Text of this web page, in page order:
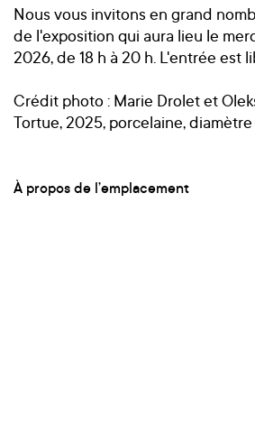
Nous vous invitons en grand
de l'exposition qui aura lieu le
2026, de 18 h à 20 h. L'entrée est
Crédit photo : Marie Drolet et
Tortue, 2025, porcelaine,
À propos de l’emplacement